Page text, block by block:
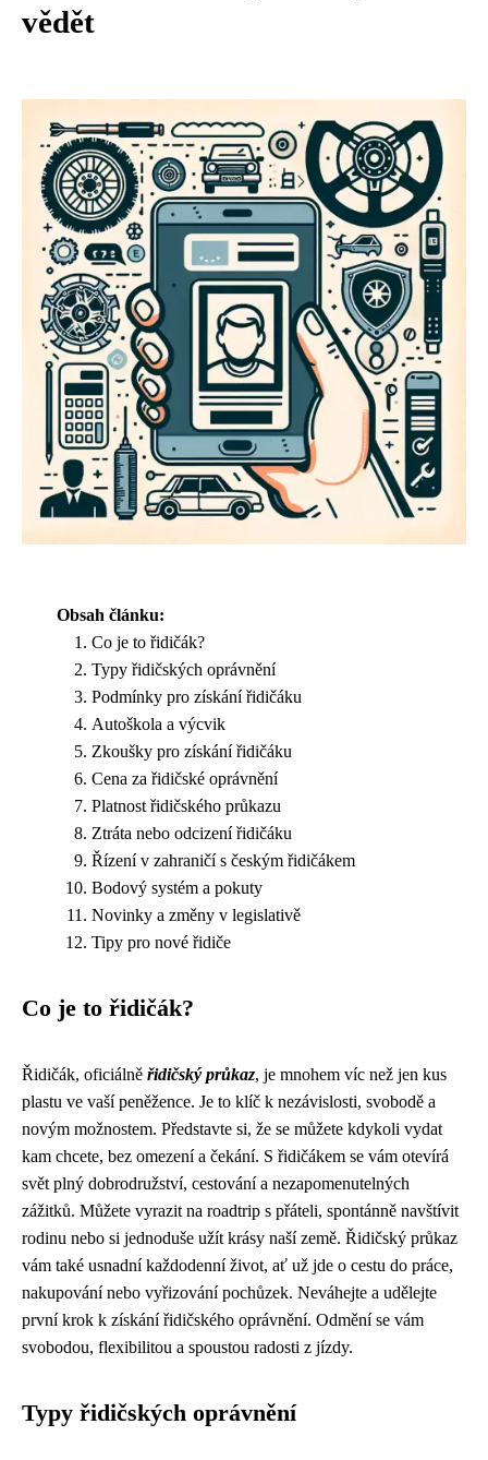
vědět
Obsah článku:
Co je to řidičák?
Typy řidičských oprávnění
Podmínky pro získání řidičáku
Autoškola a výcvik
Zkoušky pro získání řidičáku
Cena za řidičské oprávnění
Platnost řidičského průkazu
Ztráta nebo odcizení řidičáku
Řízení v zahraničí s českým řidičákem
Bodový systém a pokuty
Novinky a změny v legislativě
Tipy pro nové řidiče
Co je to řidičák?
Řidičák, oficiálně řidičský průkaz, je mnohem víc než jen kus
plastu ve vaší peněžence. Je to klíč k nezávislosti, svobodě a
novým možnostem. Představte si, že se můžete kdykoli vydat
kam chcete, bez omezení a čekání. S řidičákem se vám otevírá
svět plný dobrodružství, cestování a nezapomenutelných
zážitků. Můžete vyrazit na roadtrip s přáteli, spontánně navštívit
rodinu nebo si jednoduše užít krásy naší země. Řidičský průkaz
vám také usnadní každodenní život, ať už jde o cestu do práce,
nakupování nebo vyřizování pochůzek. Neváhejte a udělejte
první krok k získání řidičského oprávnění. Odmění se vám
svobodou, flexibilitou a spoustou radosti z jízdy.
Typy řidičských oprávnění